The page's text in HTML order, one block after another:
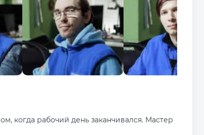
когда рабочий день заканчивался. Мастер